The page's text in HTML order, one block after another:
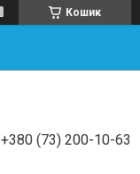
Кошик
+380 (73) 200-10-63